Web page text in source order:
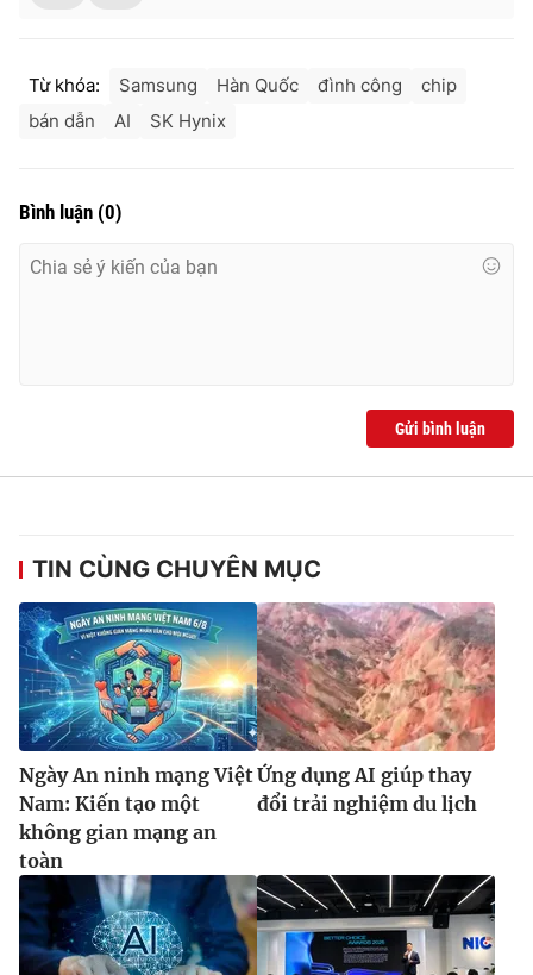
Từ khóa: Samsung Hàn Quốc đình công
chip
bán dẫn
AI SK Hynix
Bình luận (0)
Gửi bình luận
TIN CÙNG CHUYÊN MỤC
Ngày An ninh mạng Việt
Nam: Kiến tạo một
không gian mạng an
toàn
Ứng dụng AI giúp thay
đổi trải nghiệm du lịch